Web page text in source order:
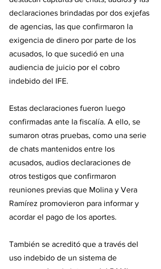
declaraciones brindadas por dos exjefas
de agencias, las que confirmaron la
exigencia de dinero por parte de los
acusados, lo que sucedió en una
audiencia de juicio por el cobro
indebido del IFE.
Estas declaraciones fueron luego
confirmadas ante la fiscalía. A ello, se
sumaron otras pruebas, como una serie
de chats mantenidos entre los
acusados, audios declaraciones de
otros testigos que confirmaron
reuniones previas que Molina y Vera
Ramírez promovieron para informar y
acordar el pago de los aportes.
También se acreditó que a través del
uso indebido de un sistema de